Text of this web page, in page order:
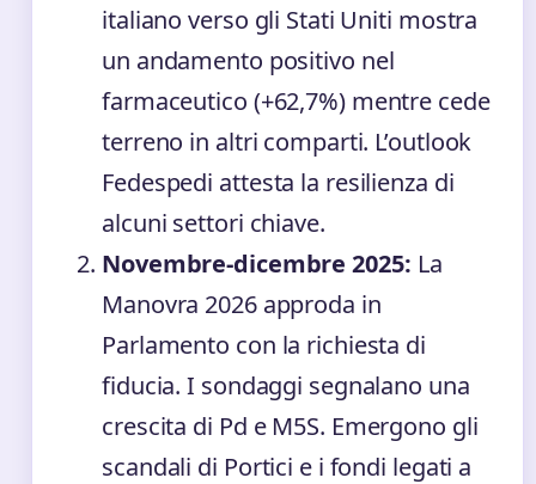
italiano verso gli Stati Uniti mostra
un andamento positivo nel
farmaceutico (+62,7%) mentre cede
terreno in altri comparti. L’outlook
Fedespedi attesta la resilienza di
alcuni settori chiave.
Novembre-dicembre 2025: La
Manovra 2026 approda in
Parlamento con la richiesta di
fiducia. I sondaggi segnalano una
crescita di Pd e M5S. Emergono gli
scandali di Portici e i fondi legati a